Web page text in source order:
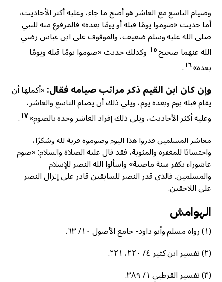
وصيام التاسع مع العاشر هو أصح ما جاء، وعليه أكثر الأحاديث،
أما حديث «صوموا يومًا قبله أو يومًا بعده» فالمرفوع منه للنبي
صلى الله عليه وسلم ضعيف، والموقوف على ابن عباس رضي
الله عنهما صحيح١٥ وكذلك حديث «صوموا يومًا قبله ويومًا
بعده»١٦.
وإن كان ابن القيم ذكر مراتب صيامه فقال:«أكملها أن
يقام قبله يوم وبعده يوم، ويلي ذلك أن يصام التاسع والعاشر،
وعليه أكثر الأحاديث، ويلي ذلك إفراد العاشر وحده بالصوم»١٧.
معاشر المسلمين قدروا هذا اليوم وصوموه قربة لله وشكرًا،
واحتسابًا للمغفرة والمثوبة، فقد قال عليه الصلاة والسلام: «صوم
عاشوراء يكفر سنة ماضية» واسألوا الله النصر للإسلام
والمسلمين. فالذي قدر النصر للسابقين قادر على إنزال النصر
على اللاحقين.
الهوامش
(١) رواه مسلم وأبو داود- جامع الأصول ١٠/ ٦٣.
(٢) تفسير ابن كثير ٤/ ٢٢٠، ٢٢١.
(٣) تفسير القرطبي ١/ ٣٨٩.